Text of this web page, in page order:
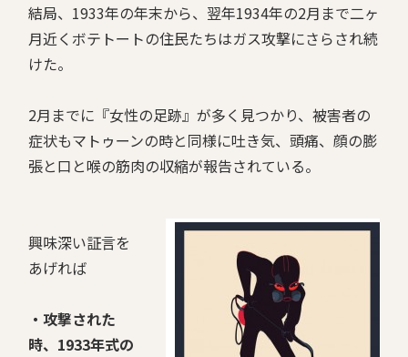
結局、1933年の年末から、翌年1934年の2月まで二ヶ
月近くボテトートの住民たちはガス攻撃にさらされ続
けた。
2月までに『女性の足跡』が多く見つかり、被害者の
症状もマトゥーンの時と同様に吐き気、頭痛、顔の膨
張と口と喉の筋肉の収縮が報告されている。
興味深い証言を
あげれば
・攻撃された
時、1933年式の